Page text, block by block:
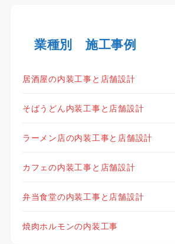
業種別 施工事例
居酒屋の内装工事と店舗設計
そばうどん内装工事と店舗設計
ラーメン店の内装工事と店舗設計
カフェの内装工事と店舗設計
弁当食堂の内装工事と店舗設計
焼肉ホルモンの内装工事